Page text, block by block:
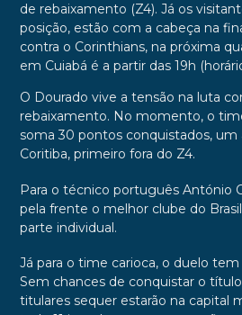
de rebaixamento (Z4). Já os
posição, estão com a cabeça na
contra o Corinthians, na próxima
em Cuiabá é a partir das 19h
O Dourado vive a tensão na luta
rebaixamento. No momento, o
soma 30 pontos conquistados, um
Coritiba, primeiro fora do Z4.
Para o técnico português António
pela frente o melhor clube do
parte individual.
Já para o time carioca, o duelo
Sem chances de conquistar o título
titulares sequer estarão na capital